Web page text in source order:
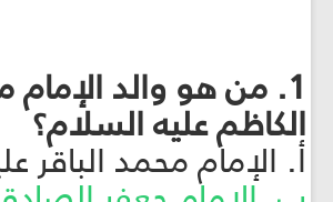
1. من هو والد
الكاظم عليه السلام؟
أ. الإمام محمد الباقر